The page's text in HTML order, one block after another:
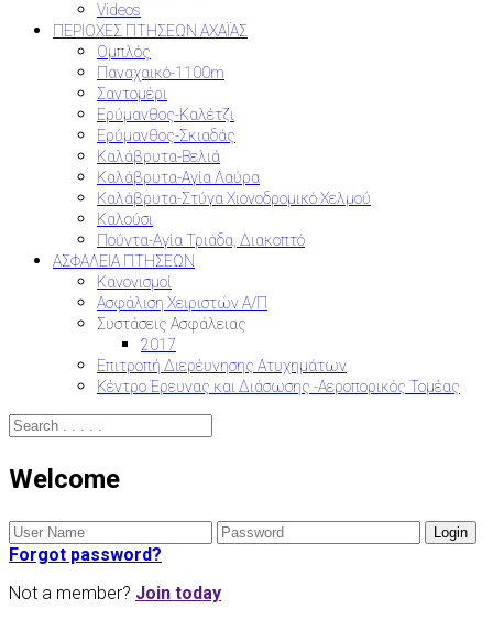
Videos
ΠΕΡΙΟΧΕΣ ΠΤΗΣΕΩΝ ΑΧΑΪΑΣ
Ομπλός
Παναχαικό-1100m
Σαντομέρι
Ερύμανθος-Καλέτζι
Ερύμανθος-Σκιαδάς
Καλάβρυτα-Βελιά
Καλάβρυτα-Αγία Λαύρα
Καλάβρυτα-Στύγα Χιονοδρομικό Χελμού
Καλούσι
Πούντα-Αγία Τριάδα, Διακοπτό
ΑΣΦΑΛΕΙΑ ΠΤΗΣΕΩΝ
Κανονισμοί
Ασφάλιση Χειριστών Α/Π
Συστάσεις Ασφάλειας
2017
Επιτροπή Διερέυνησης Ατυχημάτων
Κέντρο Έρευνας και Διάσωσης -Αεροπορικός Τομέας
Welcome
Forgot password?
Not a member? Join today